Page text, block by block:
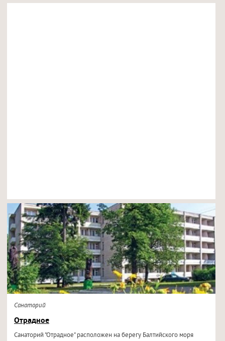
Санаторий
Отрадное
Санаторий "Отрадное" расположен на берегу Балтийского моря